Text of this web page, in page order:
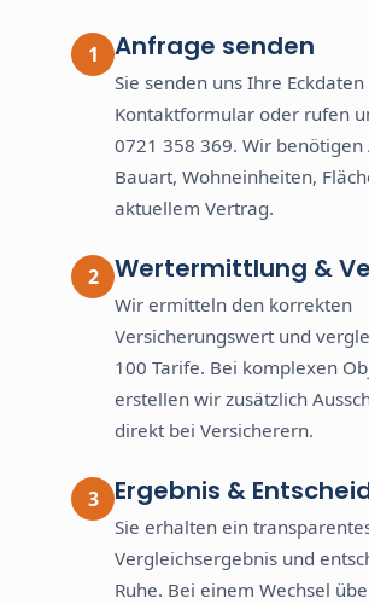
Anfrage senden
Sie senden uns Ihre
Kontaktformular oder rufen
0721 358 369. Wir benötigen
Bauart, Wohneinheiten,
aktuellem Vertrag.
Wertermittlung &
Wir ermitteln den korrekten
Versicherungswert und
100 Tarife. Bei komplexen
erstellen wir zusätzlich
direkt bei Versicherern.
Ergebnis &
Sie erhalten ein
Vergleichsergebnis und
Ruhe. Bei einem Wechsel